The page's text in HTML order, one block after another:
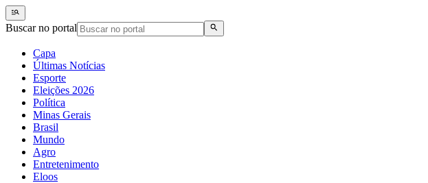
Buscar no portal
Capa
Últimas Notícias
Esporte
Eleições 2026
Política
Minas Gerais
Brasil
Mundo
Agro
Entretenimento
Eloos